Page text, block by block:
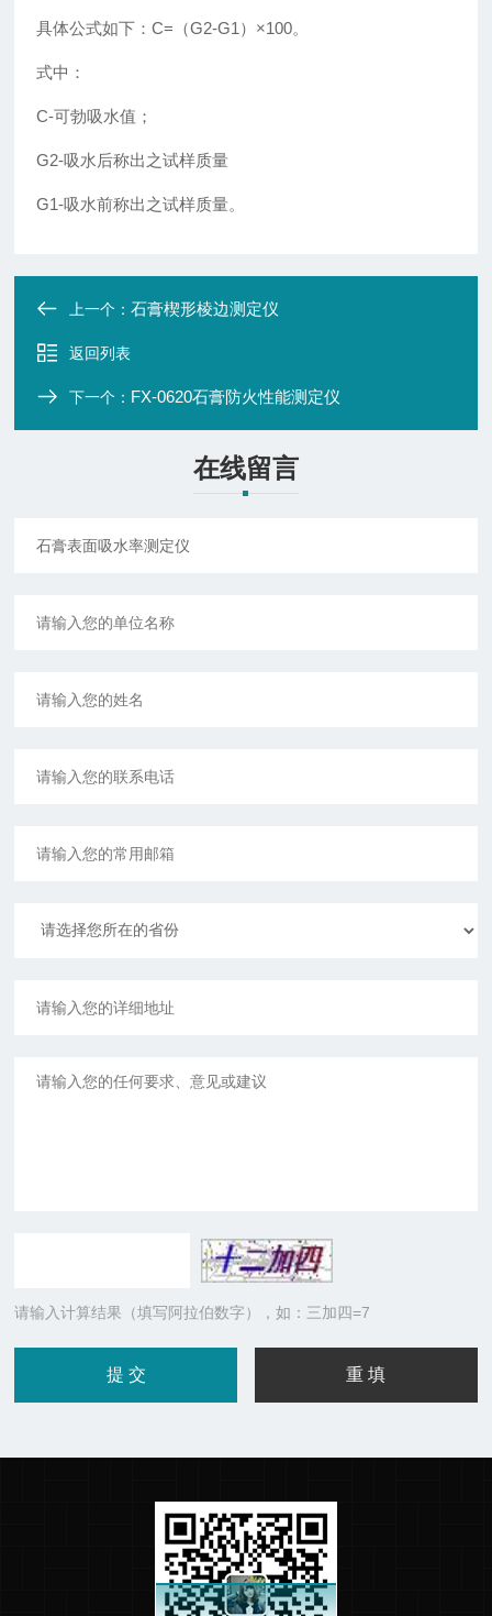
具体公式如下：C=（G2-G1）×100。
式中：
C-可勃吸水值；
G2-吸水后称出之试样质量
G1-吸水前称出之试样质量。
上一个：石膏楔形棱边测定仪
返回列表
下一个： FX-0620石膏防火性能测定仪
在线留言
请输入计算结果（填写阿拉伯数字），如：三加四=7